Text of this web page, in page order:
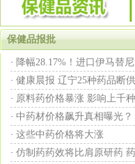
保健品报批
· 降幅28.17%！进口伊马替
· 健康晨报 辽宁25种药品断
· 原料药价格暴涨 影响上千
· 中药材价格飙升真相曝光？
· 这些中药价格将大涨
· 仿制药药效将比肩原研药